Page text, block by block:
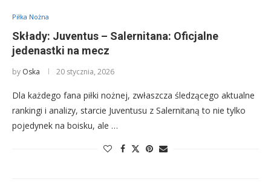
Piłka Nożna
Składy: Juventus – Salernitana: Oficjalne
jedenastki na mecz
by Oska 20 stycznia, 2026
Dla każdego fana piłki nożnej, zwłaszcza śledzącego aktualne
rankingi i analizy, starcie Juventusu z Salernitaną to nie tylko
pojedynek na boisku, ale …